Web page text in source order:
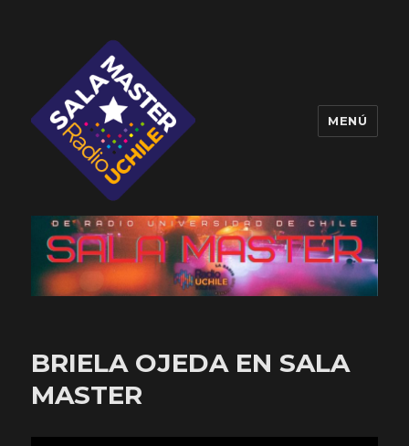
Sala Master
MENÚ
BRIELA OJEDA EN SALA
MASTER